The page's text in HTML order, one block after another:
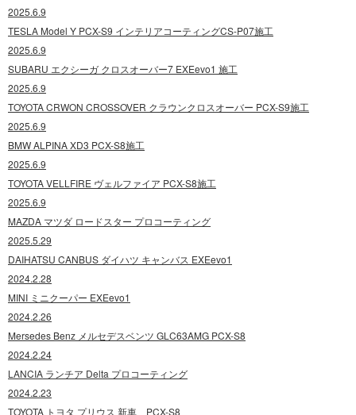
2025.6.9
TESLA Model Y PCX-S9 インテリアコーティングCS-P07施工
2025.6.9
SUBARU エクシーガ クロスオーバー7 EXEevo1 施工
2025.6.9
TOYOTA CRWON CROSSOVER クラウンクロスオーバー PCX-S9施工
2025.6.9
BMW ALPINA XD3 PCX-S8施工
2025.6.9
TOYOTA VELLFIRE ヴェルファイア PCX-S8施工
2025.6.9
MAZDA マツダ ロードスター プロコーティング
2025.5.29
DAIHATSU CANBUS ダイハツ キャンバス EXEevo1
2024.2.28
MINI ミニクーパー EXEevo1
2024.2.26
Mersedes Benz メルセデスベンツ GLC63AMG PCX-S8
2024.2.24
LANCIA ランチア Delta プロコーティング
2024.2.23
TOYOTA トヨタ プリウス 新車 PCX-S8